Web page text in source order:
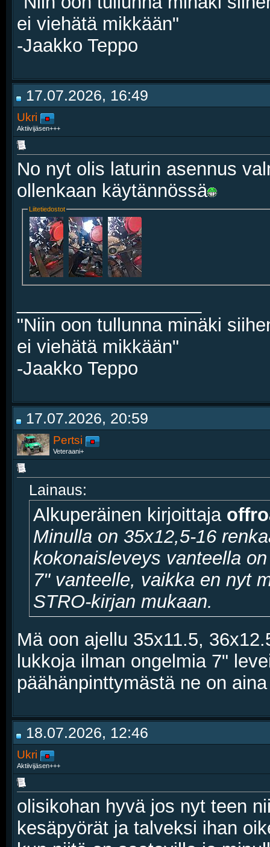
ei viehätä mikkään"
-Jaakko Teppo
17.07.2026, 16:49
Ukri
Aktiivijäsen+++
No nyt olis laturin asennus
ollenkaan käytännössä
Liitetiedostot
"Niin oon tullunna minäki
ei viehätä mikkään"
-Jaakko Teppo
17.07.2026, 20:59
Pertsi
Veteraani+
Lainaus:
Alkuperäinen kirjoittaja
Minulla on 35x12,5-16
kokonaisleveys vanteella
7" vanteelle, vaikka en nyt
STRO-kirjan mukaan.
Mä oon ajellu 35x11.5,
lukkoja ilman ongelmia 7"
päähänpinttymästä ne on
18.07.2026, 12:46
Ukri
Aktiivijäsen+++
olisikohan hyvä jos nyt teen
kesäpyörät ja talveksi ihan